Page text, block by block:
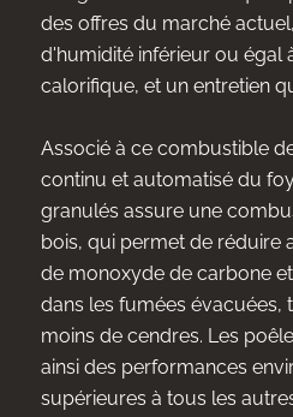
des offres du marché
d'humidité inférieur ou égal
calorifique, et un entretien
Associé à ce combustible
continu et automatisé du
granulés assure une
bois, qui permet de réduire
de monoxyde de carbone
dans les fumées évacuées,
moins de cendres. Les
ainsi des performances
supérieures à tous les